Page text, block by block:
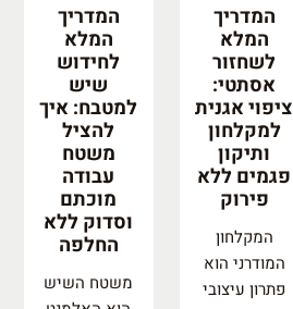
המדריך
המלא
לשחזור
אסתטי:
ציפוי אגנית
למקלחון
ותיקון
פגמים ללא
פירוק
המקלחון
המודרני הוא
פתרון עיצובי
המדריך
המלא
לחידוש
שיש
למטבח: איך
להציל
משטח
עבודה
מוכתם
וסדוק ללא
החלפה
משטח השיש